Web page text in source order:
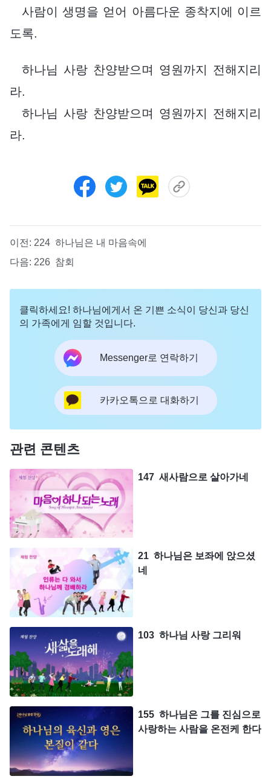
사람이 생명을 얻어 아름다운 종착지에 이르
도록.
하나님 사랑 찬양받으며 영원까지 전해지리
라.
하나님 사랑 찬양받으며 영원까지 전해지리
라.
이전: 224 하나님은 내 마음속에
다음: 226 참회
클릭하세요! 하나님에게서 온 기쁜 소식이 당신과 당신
의 가족에게 임할 것입니다.
Messenger로 연락하기
카카오톡으로 대화하기
관련 콘텐츠
147 새사람으로 살아가네
21 하나님은 보좌에 앉으셨
네
103 하나님 사랑 그리워
155 하나님은 그를 진심으로
사랑하는 사람을 온전케 한다